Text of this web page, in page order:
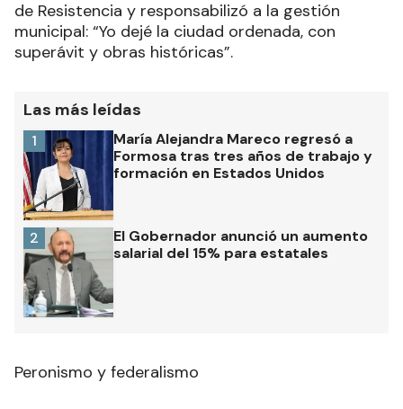
de Resistencia y responsabilizó a la gestión
municipal: “Yo dejé la ciudad ordenada, con
superávit y obras históricas”.
Las más leídas
María Alejandra Mareco regresó a
Formosa tras tres años de trabajo y
formación en Estados Unidos
1
El Gobernador anunció un aumento
salarial del 15% para estatales
2
Peronismo y federalismo